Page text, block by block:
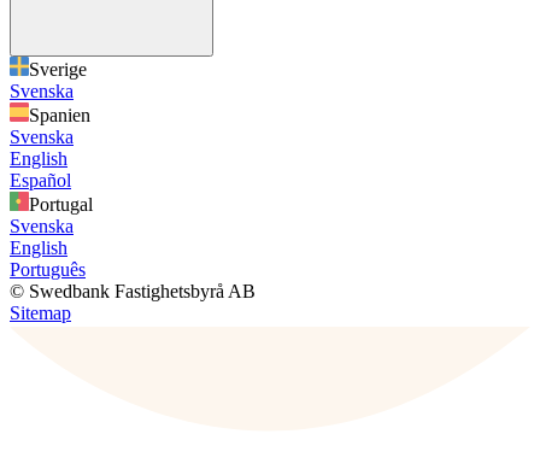
Sverige
Svenska
Spanien
Svenska
English
Español
Portugal
Svenska
English
Português
© Swedbank Fastighetsbyrå AB
Sitemap